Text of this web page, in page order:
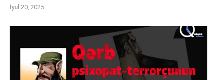
İyul 20, 2025